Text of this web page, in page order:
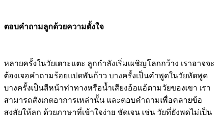
ว่าโต๊ะ โต๊ะมันแข็งนะลูก ลองเคาะดู (จับมือเค้าไปเคาะ)
แล้วสอนให้ออกเสียงว่า “โต๊ะ” จะได้เรียกถูก
เหตุ และ ผล เป็นสิ่งสำคัญ ที่จะช่วยให้อนาคตเข้าค้นหา
หรือมีแก่นความคิดไว้เกาะ เป็นการวางพื้นฐานการคิด
แบบมีตรรกะ มีระบบคิด